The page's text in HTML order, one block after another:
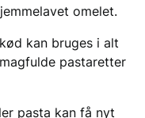
omelet.
kan bruges i alt
pastaretter
pasta kan få nyt